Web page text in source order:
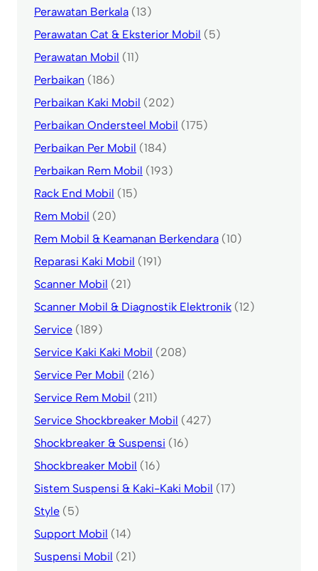
Perawatan Berkala (13)
Perawatan Cat & Eksterior Mobil (5)
Perawatan Mobil (11)
Perbaikan (186)
Perbaikan Kaki Mobil (202)
Perbaikan Ondersteel Mobil (175)
Perbaikan Per Mobil (184)
Perbaikan Rem Mobil (193)
Rack End Mobil (15)
Rem Mobil (20)
Rem Mobil & Keamanan Berkendara (10)
Reparasi Kaki Mobil (191)
Scanner Mobil (21)
Scanner Mobil & Diagnostik Elektronik (12)
Service (189)
Service Kaki Kaki Mobil (208)
Service Per Mobil (216)
Service Rem Mobil (211)
Service Shockbreaker Mobil (427)
Shockbreaker & Suspensi (16)
Shockbreaker Mobil (16)
Sistem Suspensi & Kaki-Kaki Mobil (17)
Style (5)
Support Mobil (14)
Suspensi Mobil (21)